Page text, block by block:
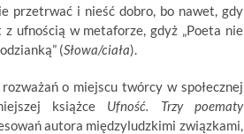
przetrwać i nieść dobro, bo nawet, gdy
ufnością w metaforze, gdyż „Poeta nie
(Słowa/ciała).
o miejscu twórcy w społecznej
książce Ufność. Trzy poematy
autora międzyludzkimi związkami,